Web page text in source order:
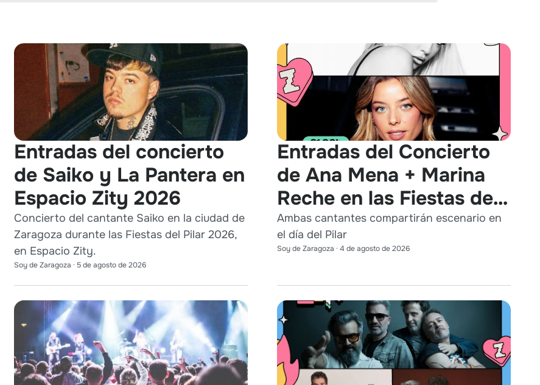
Entradas del concierto
de Saiko y La Pantera en
Espacio Zity 2026
Concierto del cantante Saiko en la ciudad de
Zaragoza durante las Fiestas del Pilar 2026,
en Espacio Zity.
Soy de Zaragoza · 5 de agosto de 2026
Entradas del Concierto
de Ana Mena + Marina
Reche en las Fiestas del
Pilar 2026
Ambas cantantes compartirán escenario en
el día del Pilar
Soy de Zaragoza · 4 de agosto de 2026